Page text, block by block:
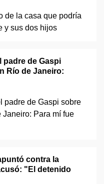
padre de Gaspi
Río de Janeiro:
contra la
"El detenido